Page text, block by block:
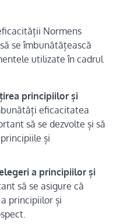
Normens
se îmbunătățească
utilizate în cadrul
principiilor și
eficacitatea
să se dezvolte și să
și
a principiilor și
să se asigure că
principiilor și